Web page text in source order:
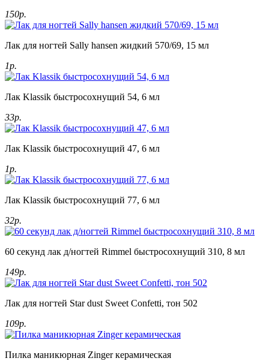
150р.
Лак для ногтей Sally hansen жидкий 570/69, 15 мл
1р.
Лак Klassik быстросохнущий 54, 6 мл
33р.
Лак Klassik быстросохнущий 47, 6 мл
1р.
Лак Klassik быстросохнущий 77, 6 мл
32р.
60 секунд лак д/ногтей Rimmel быстросохнущий 310, 8 мл
149р.
Лак для ногтей Star dust Sweet Confetti, тон 502
109р.
Пилка маникюрная Zinger керамическая